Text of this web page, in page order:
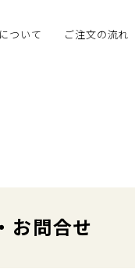
ついて ご注文の流れ
お問合せ